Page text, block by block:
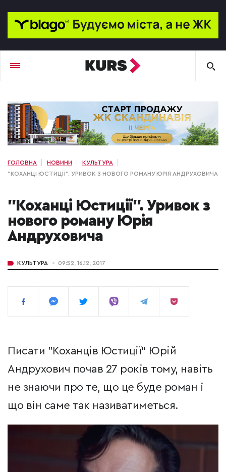
ГОЛОВНА НОВИНИ
КУЛЬТУРА
"КОХАНЦІ ЮСТИЦІЇ". УРИВОК З НОВОГО РОМАНУ ЮРІЯ АНДРУХОВИЧА
"Коханці Юстиції". Уривок з
нового роману Юрія
Андруховича
КУЛЬТУРА 09:52, 16.12, 2017
Писати "Коханців Юстиції" Юрій
Андрухович почав 27 років тому, навіть
не знаючи про те, що це буде роман і
що він саме так називатиметься.